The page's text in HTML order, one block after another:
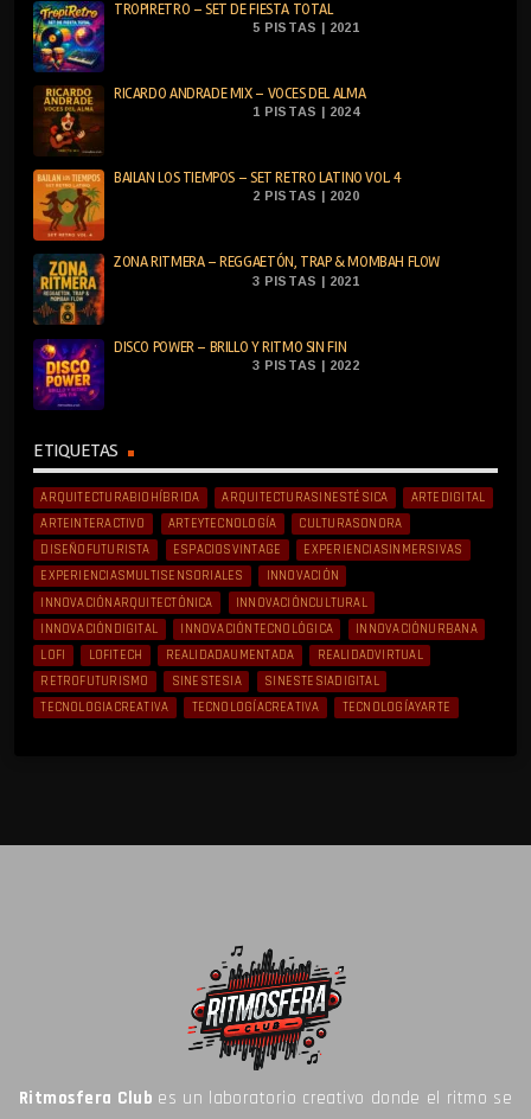
TROPIRETRO – SET DE FIESTA TOTAL
5 PISTAS | 2021
RICARDO ANDRADE MIX – VOCES DEL ALMA
1 PISTAS | 2024
BAILAN LOS TIEMPOS – SET RETRO LATINO VOL. 4
2 PISTAS | 2020
ZONA RITMERA – REGGAETÓN, TRAP & MOMBAH FLOW
3 PISTAS | 2021
DISCO POWER – BRILLO Y RITMO SIN FIN
3 PISTAS | 2022
ETIQUETAS
ARQUITECTURABIOHÍBRIDA ARQUITECTURASINESTÉSICA
ARTEDIGITAL
ARTEINTERACTIVO
ARTEYTECNOLOGÍA
CULTURASONORA
DISEÑOFUTURISTA
ESPACIOSVINTAGE
EXPERIENCIASINMERSIVAS
EXPERIENCIASMULTISENSORIALES
INNOVACIÓN
INNOVACIÓNARQUITECTÓNICA
INNOVACIÓNCULTURAL
INNOVACIÓNDIGITAL
INNOVACIÓNTECNOLÓGICA
INNOVACIÓNURBANA
LOFI
LOFITECH REALIDADAUMENTADA
REALIDADVIRTUAL
RETROFUTURISMO
SINESTESIA
SINESTESIADIGITAL
TECNOLOGIACREATIVA
TECNOLOGÍACREATIVA TECNOLOGÍAYARTE
Ritmosfera Club es un laboratorio creativo donde el ritmo se